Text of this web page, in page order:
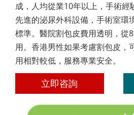
成，人均從業10年以上，手術經
先進的泌尿外科設備，手術室環
標準。醫院割包皮費用透明，從
用。香港男性如果考慮割包皮，
用相對較低，服務專業安全。
立即咨詢